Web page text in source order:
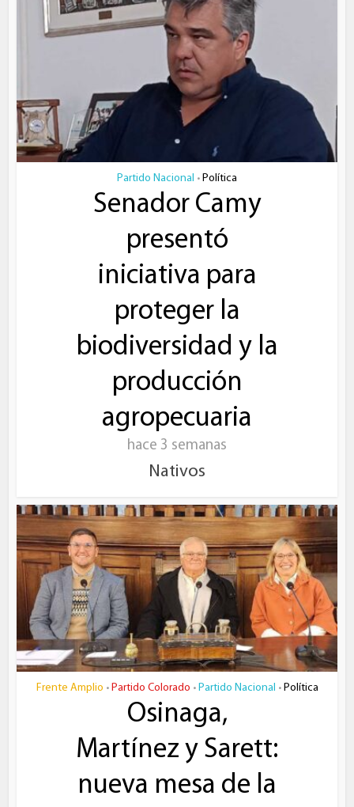
Partido Nacional • Política
Senador Camy
presentó
iniciativa para
proteger la
biodiversidad y la
producción
agropecuaria
hace 3 semanas
Nativos
Frente Amplio • Partido Colorado • Partido Nacional • Política
Osinaga,
Martínez y Sarett:
nueva mesa de la